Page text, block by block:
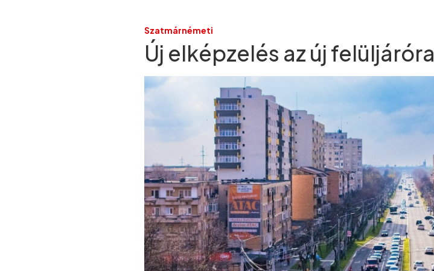
Szatmárnémeti
Új elképzelés az új felüljáróra